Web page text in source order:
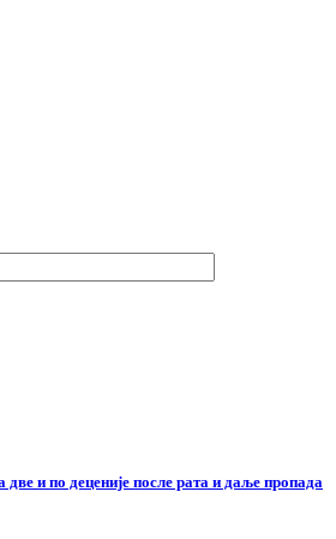
и по деценије после рата и даље пропада